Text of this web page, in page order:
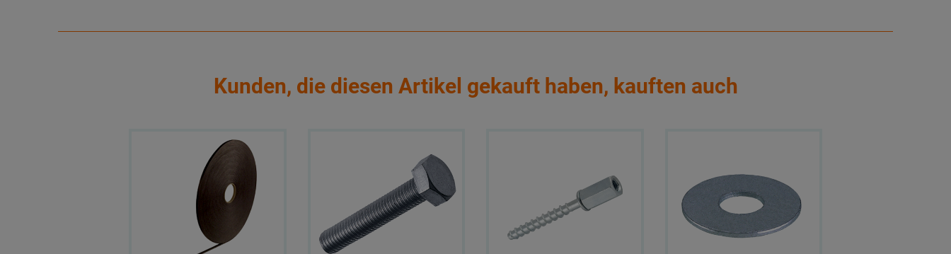
Kunden, die diesen Artikel gekauft haben, kauften auch